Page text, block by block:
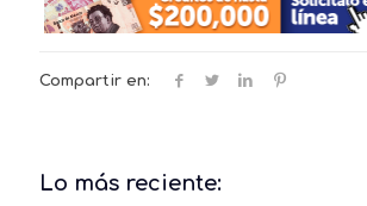
Compartir en:
Lo más reciente: